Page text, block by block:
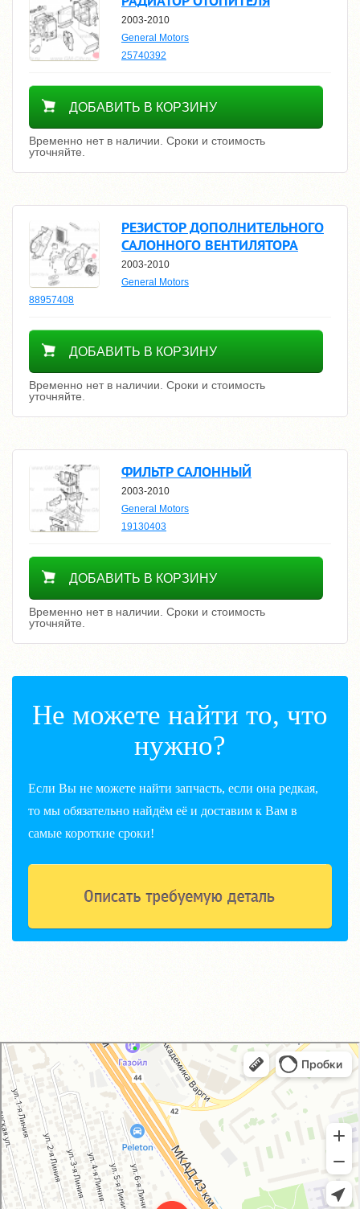
2003-2010
General Motors
25740392
Уточнить цену
ДОБАВИТЬ В КОРЗИНУ
Временно нет в наличии. Сроки и стоимость
уточняйте.
РЕЗИСТОР ДОПОЛНИТЕЛЬНОГО
САЛОННОГО ВЕНТИЛЯТОРА
2003-2010
General Motors
88957408
Уточнить цену
ДОБАВИТЬ В КОРЗИНУ
Временно нет в наличии. Сроки и стоимость
уточняйте.
ФИЛЬТР САЛОННЫЙ
2003-2010
General Motors
19130403
Уточнить цену
ДОБАВИТЬ В КОРЗИНУ
Временно нет в наличии. Сроки и стоимость
уточняйте.
Не можете найти то, что
нужно?
Если Вы не можете найти запчасть, если она редкая,
то мы обязательно найдём её и доставим к Вам в
самые короткие сроки!
GM-City&VAG-Repair
Автосервис, автотехцентр в Москве
Магазин автозапчастей и автотоваров в Москве